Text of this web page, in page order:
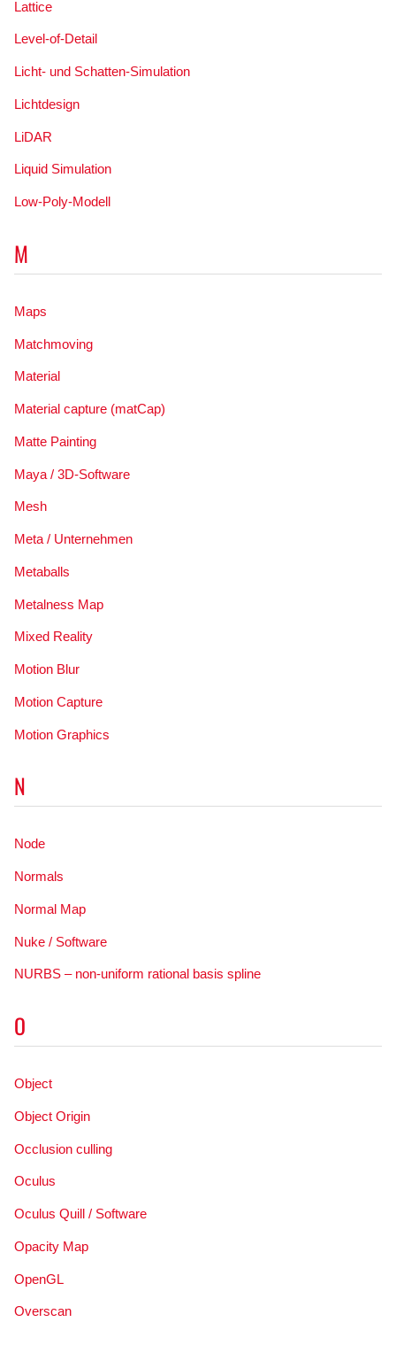
Lattice
Level-of-Detail
Licht- und Schatten-Simulation
Lichtdesign
LiDAR
Liquid Simulation
Low-Poly-Modell
M
Maps
Matchmoving
Material
Material capture (matCap)
Matte Painting
Maya / 3D-Software
Mesh
Meta / Unternehmen
Metaballs
Metalness Map
Mixed Reality
Motion Blur
Motion Capture
Motion Graphics
N
Node
Normals
Normal Map
Nuke / Software
NURBS – non-uniform rational basis spline
O
Object
Object Origin
Occlusion culling
Oculus
Oculus Quill / Software
Opacity Map
OpenGL
Overscan